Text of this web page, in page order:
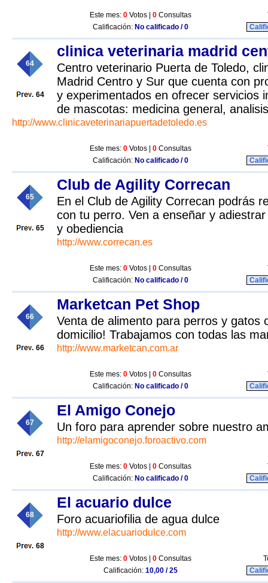
Este mes: 0 Votos | 0 Consultas
Calificación: No calificado / 0
64
64
clinica veterinaria madrid
Centro veterinario Puerta de Toledo,
Madrid Centro y Sur que cuenta con
y experimentados en ofrecer servicios
de mascotas: medicina general,
http://www.clinicaveterinariapuertadetoledo.es
Este mes: 0 Votos | 0 Consultas
Calificación: No calificado / 0
65
65
Club de Agility Correcan
En el Club de Agility Correcan podrás
con tu perro. Ven a enseñar y
y obediencia
http://www.correcan.es
Este mes: 0 Votos | 0 Consultas
Calificación: No calificado / 0
66
66
Marketcan Pet Shop
Venta de alimento para perros y gatos
domicilio! Trabajamos con todas las
http://www.marketcan.com.ar
Este mes: 0 Votos | 0 Consultas
Calificación: No calificado / 0
67
67
El Amigo Conejo
Un foro para aprender sobre nuestro
http://elamigoconejo.foroactivo.com
Este mes: 0 Votos | 0 Consultas
Calificación: No calificado / 0
68
68
El acuario dulce
Foro acuariofilia de agua dulce
http://www.elacuariodulce.com
Este mes: 0 Votos | 0 Consultas
Calificación: 10,00 / 25